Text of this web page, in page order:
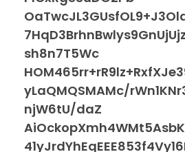
sh8n7T5Wc
yLaQMQSMAMc/
njW6tU/daZ